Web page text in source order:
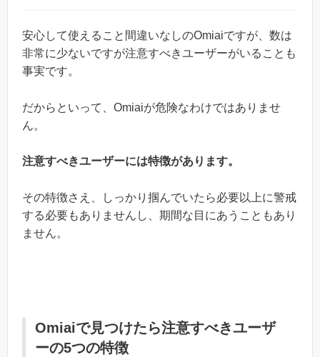
安心して使えること間違いなしのOmiaiですが、数は
非常に少ないですが注意すべきユーザーがいることも
事実です。
だからといって、Omiaiが危険なわけではありませ
ん。
注意すべきユーザーには特徴があります。
その特徴さえ、しっかり掴んでいたら必要以上に警戒
する必要もありませんし、期間な目にあうこともあり
ません。
Omiaiで見つけたら注意すべきユーザ
ーの5つの特徴